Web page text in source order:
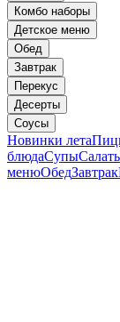
Комбо наборы
Детское меню
Обед
Завтрак
Перекус
Десерты
Соусы
Новинки лета
блюдаСупы
менюОбедЗавтрак